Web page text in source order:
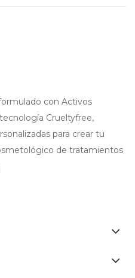
con Activos
Crueltyfree,
para crear tu
de tratamientos